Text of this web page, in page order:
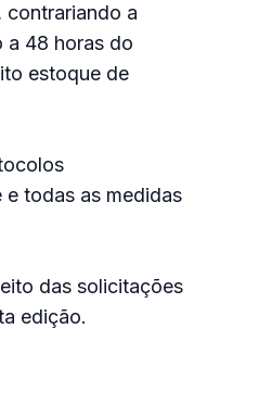
contrariando a
a 48 horas do
estoque de
todas as medidas
das solicitações
edição.